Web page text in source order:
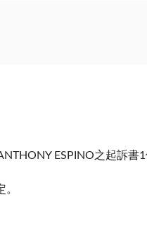
ESPINO之起訴書